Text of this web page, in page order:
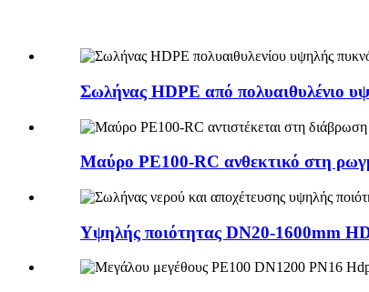
Σωλήνας HDPE από πολυαιθυλένιο
Μαύρο PE100-RC ανθεκτικό στη
Υψηλής ποιότητας DN20-1600mm